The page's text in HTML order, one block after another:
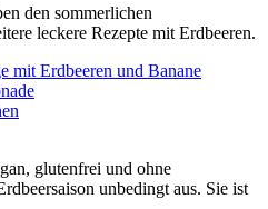
den sommerlichen
leckere Rezepte mit Erdbeeren.
mit Erdbeeren und Banane
glutenfrei und ohne
unbedingt aus. Sie ist